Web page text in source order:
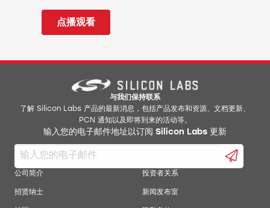
ECDH 和 J-PAKE
真随机数发生器
安全调试解锁
安全认证
安全密钥管理
安全密钥存储
防篡改
点播观看
与我们保持联系
了解 Silicon Labs 产品的最新消息，包括产品发布和资源、文档更新、
PCN 通知以及即将到来的活动等。
输入您的电子邮件地址以订阅 Silicon Labs 更新
公司简介
招贤纳士
投资者关系
新闻发布室